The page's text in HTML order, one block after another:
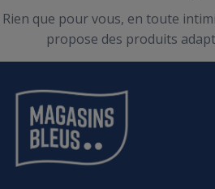
Rien que pour vous, en toute
propose des produits